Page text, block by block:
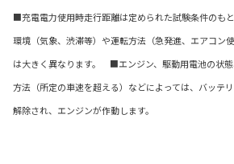
■充電電力使用時走行距離は定められた試験条件のも
環境（気象、渋滞等）や運転方法（急発進、エアコン
は大きく異なります。 ■エンジン、駆動用電池の状
方法（所定の車速を超える）などによっては、バッテ
解除され、エンジンが作動します。